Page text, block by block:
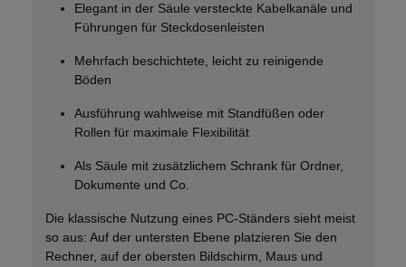
Elegant in der Säule versteckte Kabelkanäle und
Führungen für Steckdosenleisten
Mehrfach beschichtete, leicht zu reinigende
Böden
Ausführung wahlweise mit Standfüßen oder
Rollen für maximale Flexibilität
Als Säule mit zusätzlichem Schrank für Ordner,
Dokumente und Co.
Die klassische Nutzung eines PC-Ständers sieht meist
so aus: Auf der untersten Ebene platzieren Sie den
Rechner, auf der obersten Bildschirm, Maus und